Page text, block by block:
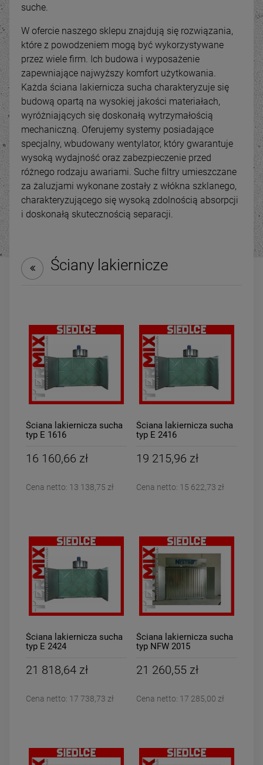
Strugarko grubościówka
TERMIX C2-310Q
cena:4 999,00 zł
DO KOSZYKA
21
Odciąg do trocin wyciąg
Najniższa cena:
DO KOSZYKA
suche.
W ofercie naszego sklepu znajdują się rozwiązania,
które z powodzeniem mogą być wykorzystywane
przez wiele firm. Ich budowa i wyposażenie
zapewniające najwyższy komfort użytkowania.
Każda ściana lakiernicza sucha charakteryzuje się
budową opartą na wysokiej jakości materiałach,
wyróżniających się doskonałą wytrzymałością
mechaniczną. Oferujemy systemy posiadające
specjalny, wbudowany wentylator, który gwarantuje
wysoką wydajność oraz zabezpieczenie przed
różnego rodzaju awariami. Suche filtry umieszczane
za żaluzjami wykonane zostały z włókna szklanego,
charakteryzującego się wysoką zdolnością absorpcji
i doskonałą skutecznością separacji.
Ściany lakiernicze
Ściana lakiernicza sucha
typ E 1616
16 160,66 zł
Cena netto: 13 138,75 zł
Ściana lakiernicza sucha
typ E 2416
19 215,96 zł
Cena netto: 15 622,73 zł
Ściana lakiernicza sucha
typ E 2424
21 818,64 zł
Cena netto: 17 738,73 zł
Ściana lakiernicza sucha
typ NFW 2015
21 260,55 zł
Cena netto: 17 285,00 zł